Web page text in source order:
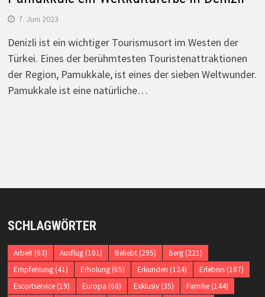
7. Juni 2023
Denizli ist ein wichtiger Tourismusort im Westen der
Türkei. Eines der berühmtesten Touristenattraktionen
der Region, Pamukkale, ist eines der sieben Weltwunder.
Pamukkale ist eine natürliche…
SCHLAGWÖRTER
Arbeit(63) Ausflug(101) Beliebt(295) Berg(221)
Empfehlung(41) Erholung(65) Erkunden (124) Erlebnis(187)
Escortservice(19) Europa (68) Exklusiv(35) Familie(144)